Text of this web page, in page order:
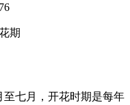
至七月，开花时期是每年